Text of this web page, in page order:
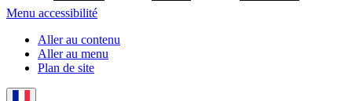
Menu accessibilité
Aller au contenu
Aller au menu
Plan de site